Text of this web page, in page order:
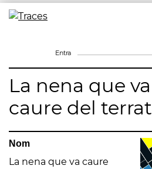
Skip
Entra
La nena que va
caure del terrat
Nom
La nena que va caure